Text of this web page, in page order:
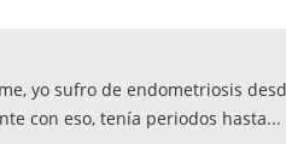
yo sufro de endometriosis
con eso, tenía periodos hasta...